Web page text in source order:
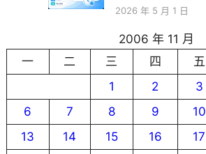
2026 年 5 月 1 日
2006 年 11 月
一
二 三 四 五
1
2 3
6
7 8 9 10
13
14 15 16 17